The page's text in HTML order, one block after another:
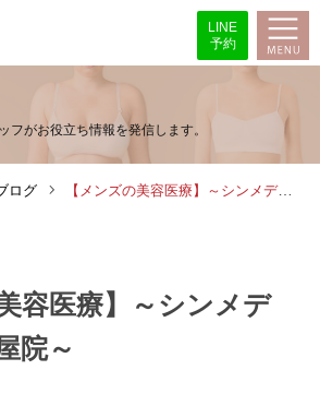
LINE
予約
ログ 【メンズの美容医療】～シンメディカル名古屋院～
容医療】～シンメデ
院～